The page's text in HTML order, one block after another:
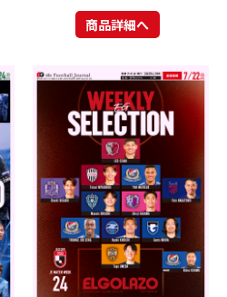
商品詳細へ